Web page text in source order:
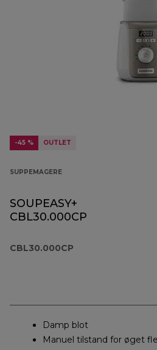
-45 % OUTLET
SUPPEMAGERE
SOUPEASY+
CBL30.000CP
CBL30.000CP
Damp blot
Manuel tilstand for øget